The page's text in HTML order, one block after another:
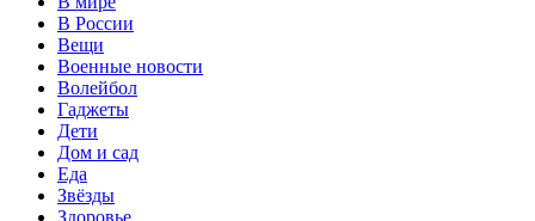
В России
Вещи
Военные новости
Волейбол
Гаджеты
Дети
Дом и сад
Еда
Звёзды
Здоровье